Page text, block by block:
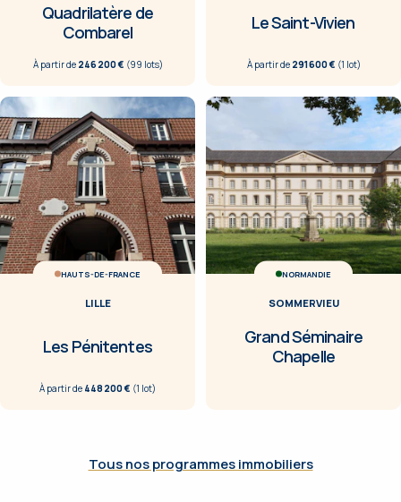
Quadrilatère de
Combarel
À partir de 246 200 € (99 lots)
Le Saint-Vivien
À partir de 291 600 € (1 lot)
HAUTS-DE-FRANCE
LILLE
Les Pénitentes
À partir de 448 200 € (1 lot)
NORMANDIE
SOMMERVIEU
Grand Séminaire
Chapelle
Tous nos programmes immobiliers